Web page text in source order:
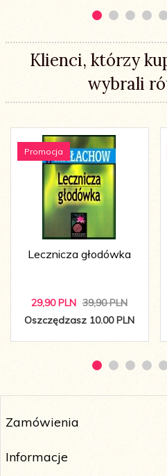
Klienci, którzy
wybrali
Promocja
Lecznicza głodówka
29,90 PLN 39,90 PLN
Oszczędzasz 10.00 PLN
Zamówienia
Informacje